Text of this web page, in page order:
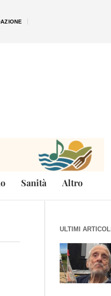
Sanità Altro
ULTIMI ARTICOLI